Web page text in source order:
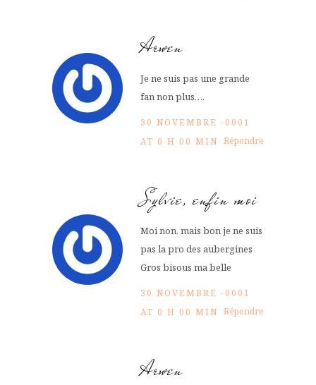
Arwen
Je ne suis pas une grande
fan non plus….
30 NOVEMBRE -0001
AT 0 H 00 MIN Répondre
Sylvie, enfin moi
Moi non, mais bon je ne suis
pas la pro des aubergines
Gros bisous ma belle
30 NOVEMBRE -0001
AT 0 H 00 MIN Répondre
Arwen